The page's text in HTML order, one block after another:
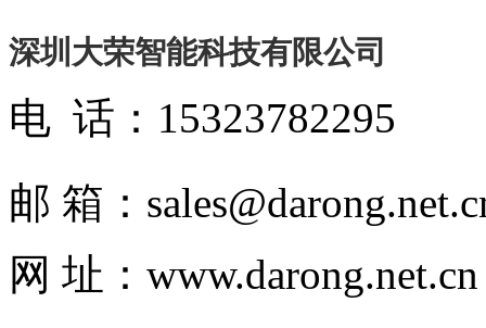
深圳大荣智能科技有限公司
电 话：15323782295
邮 箱：
网 址：www.darong.net.cn